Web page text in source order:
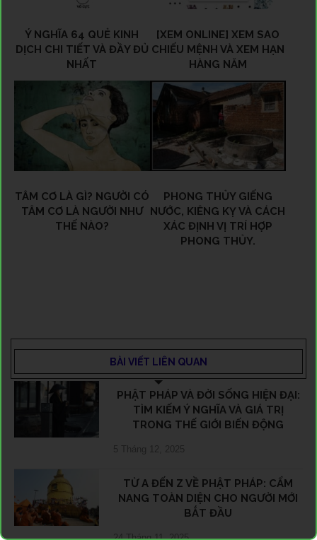
Ý NGHĨA 64 QUẺ KINH
DỊCH CHI TIẾT VÀ ĐẦY ĐỦ
NHẤT
[XEM ONLINE] XEM SAO
CHIẾU MỆNH VÀ XEM HẠN
HÀNG NĂM
TÂM CƠ LÀ GÌ? NGƯỜI CÓ
TÂM CƠ LÀ NGƯỜI NHƯ
THẾ NÀO?
PHONG THỦY GIẾNG
NƯỚC, KIÊNG KỴ VÀ CÁCH
XÁC ĐỊNH VỊ TRÍ HỢP
PHONG THỦY.
BÀI VIẾT LIÊN QUAN
PHẬT PHÁP VÀ ĐỜI SỐNG HIỆN ĐẠI:
TÌM KIẾM Ý NGHĨA VÀ GIÁ TRỊ
TRONG THẾ GIỚI BIẾN ĐỘNG
5 Tháng 12, 2025
TỪ A ĐẾN Z VỀ PHẬT PHÁP: CẨM
NANG TOÀN DIỆN CHO NGƯỜI MỚI
BẮT ĐẦU
24 Tháng 11, 2025